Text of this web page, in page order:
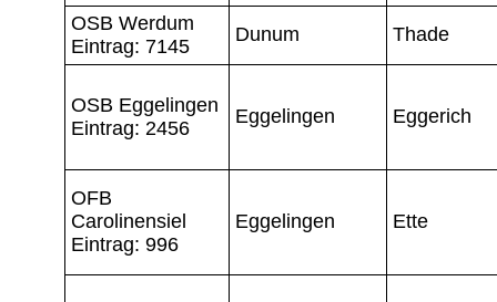
OSB Werdum
Eintrag: 7145
Dunum Thade
OSB Eggelingen
Eintrag: 2456
Eggelingen Eggerich
OFB
Carolinensiel
Eintrag: 996
Eggelingen Ette